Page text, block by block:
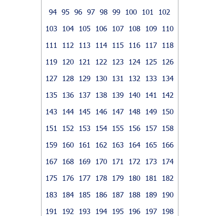
94 95 96 97 98 99 100 101
102
103
104 105 106 107 108 109
110
111
112 113 114 115 116 117
118
119
120 121 122 123 124 125
126
127
128 129 130 131 132 133
134
135
136 137 138 139 140 141
142
143
144 145 146 147 148 149
150
151
152 153 154 155 156 157
158
159
160 161 162 163 164 165
166
167
168 169 170 171 172 173
174
175
176 177 178 179 180 181
182
183
184 185 186 187 188 189
190
191
192 193 194 195 196 197
198